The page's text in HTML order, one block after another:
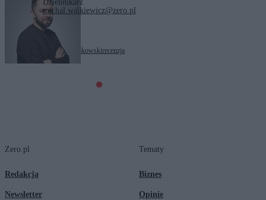
Dziennikarz
michal.walkiewicz@zero.pl
Paweł Pawlikowskirecenzja
Zero.pl
Redakcja
Newsletter
Tematy
Biznes
Opinie